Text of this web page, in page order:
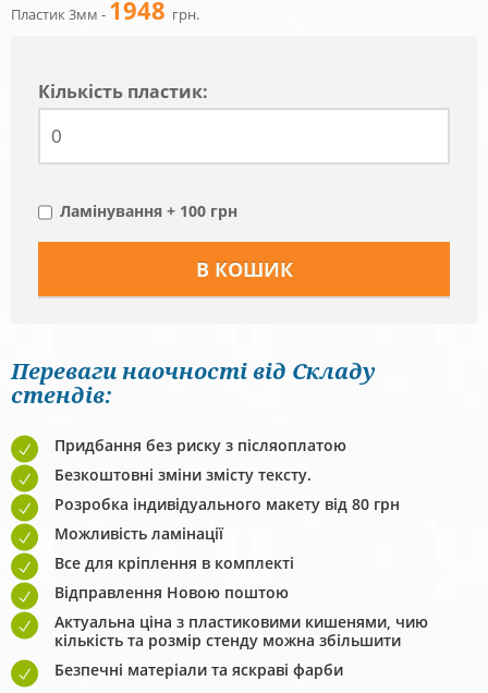
Пластик 3мм - 1948 грн.
Кiлькiсть пластик:
Ламінування + 100 грн
Переваги наочності від Складу
стендів:
Придбання без риску з післяоплатою
Безкоштовні зміни змісту тексту.
Розробка індивідуального макету від 80 грн
Можливість ламінації
Все для кріплення в комплекті
Відправлення Новою поштою
Актуальна ціна з пластиковими кишенями, чию
кількість та розмір стенду можна збільшити
Безпечні матеріали та яскраві фарби